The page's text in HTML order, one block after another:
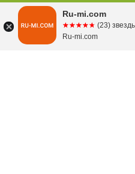
Ru-mi.com
☆☆☆☆☆
★★★★★ (23)
Ru-mi.com